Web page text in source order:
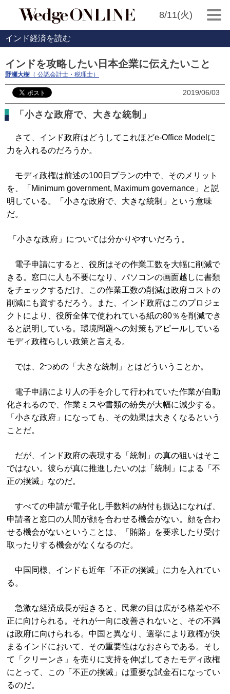
8/11(火)
インド経済を読む
インドを攻略したい日本企業に伝えたいこと
野瀬大樹 （ 公認会計士・税理士）
2019/06/03
「小さな政府で、大きな統制」
さて、インド政府はどうしてこれほどe-Office Modelに
力を入れるのだろうか。
モディ政権は前述の100日プランの中で、そのメリット
を、「Minimum government, Maximum governance」と説
明している。「小さな政府で、大きな統制」という意味
だ。
「小さな政府」については分かりやすいだろう。
電子申請にすると、役所はその作業工数を大幅に削減で
きる。窓口に人も不要になり、パソコンの画面越しに書類
をチェックするだけ。この作業工数の削減は政府コストの
削減にも資するだろう。また、インド政府はこのプロジェ
クトにより、役所全体で使われている紙の80％を削減でき
ると説明している。環境問題への対策もアピールしている
モディ政権らしい政策と言える。
では、2つめの「大きな統制」とはどういうことか。
電子申請により人の手を介して行われていた作業が自動
化されるので、作業ミスや書類の紛失が大幅に減少する。
「小さな政府」になっても、その効果は大きくなるという
ことだ。
だが、インド政府の表現する「統制」の真の狙いはそこ
ではない。彼らが真に推進したいのは「統制」による「不
正の撲滅」なのだ。
すべての申請が電子化し手数料の納付も振込になれば、
申請者と窓口の人間が顔を合わせる機会がない。顔を合わ
せる機会がないということは、「賄賂」を要求したり受け
取ったりする機会がなくなるのだ。
中国同様、インドも近年「不正の撲滅」に力を入れてい
る。
急激な経済成長が起きると、民衆の目は広がる格差や不
正に向けられる。それが一向に改善されないと、その不満
は政府に向けられる。中国と異なり、選挙により政権が決
まるインドにおいて、その重要性はなおさらである。そし
て「クリーンさ」を売りに支持を伸ばしてきたモディ政権
にとって、この「不正の撲滅」は重要な試金石になってい
るのだ。